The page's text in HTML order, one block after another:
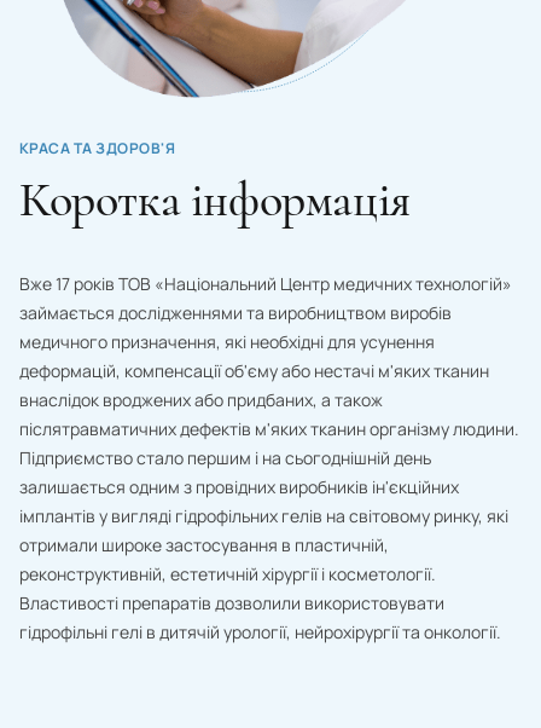
КРАСА ТА ЗДОРОВ'Я
Коротка інформація
Вже 17 років ТОВ «Національний Центр медичних технологій»
займається дослідженнями та виробництвом виробів
медичного призначення, які необхідні для усунення
деформацій, компенсації об'єму або нестачі м'яких тканин
внаслідок вроджених або придбаних, а також
післятравматичних дефектів м'яких тканин організму людини.
Підприємство стало першим і на сьогоднішній день
залишається одним з провідних виробників ін'єкційних
імплантів у вигляді гідрофільних гелів на світовому ринку, які
отримали широке застосування в пластичній,
реконструктивній, естетичній хірургії і косметології.
Властивості препаратів дозволили використовувати
гідрофільні гелі в дитячій урології, нейрохірургії та онкології.